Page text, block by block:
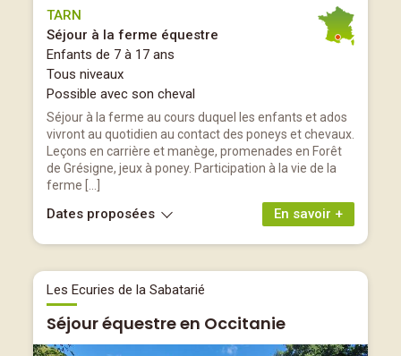
TARN
Séjour à la ferme équestre
Enfants de 7 à 17 ans
Tous niveaux
Possible avec son cheval
Séjour à la ferme au cours duquel les enfants et ados
vivront au quotidien au contact des poneys et chevaux.
Leçons en carrière et manège, promenades en Forêt
de Grésigne, jeux à poney. Participation à la vie de la
ferme […]
En savoir +
Dates proposées
Les Ecuries de la Sabatarié
Séjour équestre en Occitanie